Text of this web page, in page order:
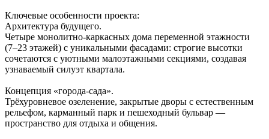
Ключевые особенности проекта:
Архитектура будущего.
Четыре монолитно‑каркасных дома переменной этажности
(7–23 этажей) с уникальными фасадами: строгие высотки
сочетаются с уютными малоэтажными секциями, создавая
узнаваемый силуэт квартала.
Концепция «города‑сада».
Трёхуровневое озеленение, закрытые дворы с естественным
рельефом, карманный парк и пешеходный бульвар —
пространство для отдыха и общения.